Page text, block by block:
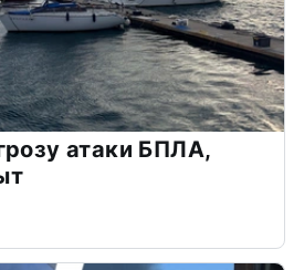
атаки БПЛА,